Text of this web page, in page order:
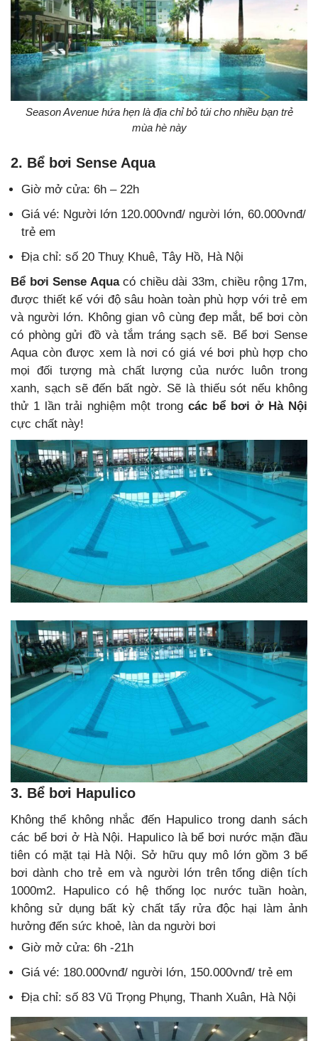
Season Avenue hứa hẹn là địa chỉ bỏ túi cho nhiều bạn trẻ
mùa hè này
2. Bể bơi Sense Aqua
Giờ mở cửa: 6h – 22h
Giá vé: Người lớn 120.000vnđ/ người lớn, 60.000vnđ/
trẻ em
Địa chỉ: số 20 Thuỵ Khuê, Tây Hồ, Hà Nội
Bể bơi Sense Aquacó chiều dài 33m, chiều rộng 17m,
được thiết kế với độ sâu hoàn toàn phù hợp với trẻ em
và người lớn. Không gian vô cùng đep mắt, bể bơi còn
có phòng gửi đồ và tắm tráng sạch sẽ. Bể bơi Sense
Aqua còn được xem là nơi có giá vé bơi phù hợp cho
mọi đối tượng mà chất lượng của nước luôn trong
xanh, sạch sẽ đến bất ngờ. Sẽ là thiếu sót nếu không
thử 1 lần trải nghiệm một trong các bể bơi ở Hà Nội
cực chất này!
3. Bể bơi Hapulico
Không thể không nhắc đến Hapulico trong danh sách
các bể bơi ở Hà Nội. Hapulico là bể bơi nước mặn đầu
tiên có mặt tại Hà Nội. Sở hữu quy mô lớn gồm 3 bể
bơi dành cho trẻ em và người lớn trên tổng diện tích
1000m2. Hapulico có hệ thống lọc nước tuần hoàn,
không sử dụng bất kỳ chất tẩy rửa độc hại làm ảnh
hưởng đến sức khoẻ, làn da người bơi
Giờ mở cửa: 6h -21h
Giá vé: 180.000vnđ/ người lớn, 150.000vnđ/ trẻ em
Địa chỉ: số 83 Vũ Trọng Phụng, Thanh Xuân, Hà Nội